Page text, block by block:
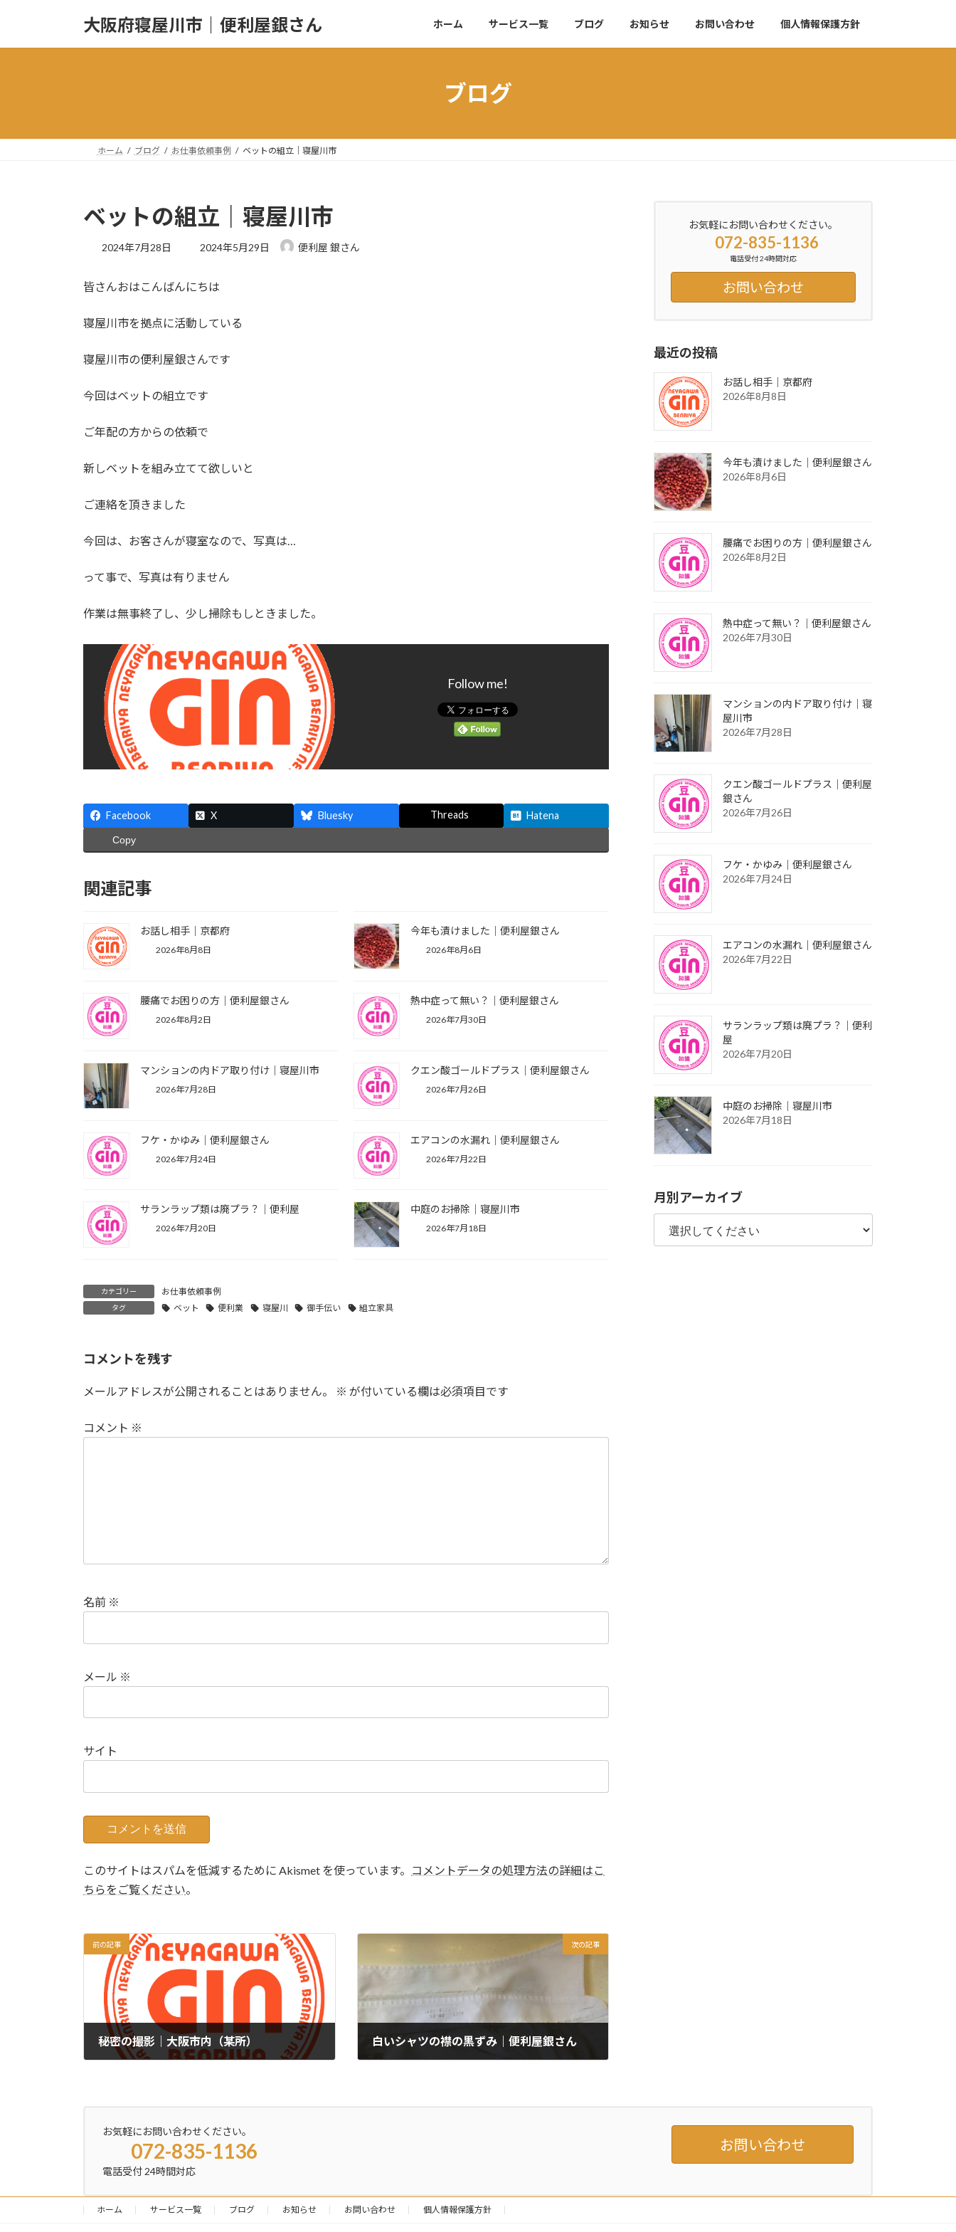
大阪府寝屋川市｜便利屋銀さん ホーム サービス一覧 ブログ お知らせ お問い合わせ 個人情報保護方針
ブログ
ホーム ブログ お仕事依頼事例 ベットの組立｜寝屋川市
ベットの組立｜寝屋川市
2024年7月28日
最
新
時
:
2024年5月29日 便利屋 銀さん
皆さんおはこんばんにちは
寝屋川市を拠点に活動している
寝屋川市の便利屋銀さんです
今回はベットの組立です
ご年配の方からの依頼で
新しベットを組み立てて欲しいと
ご連絡を頂きました
今回は、お客さんが寝室なので、写真は…
って事で、写真は有りません
作業は無事終了し、少し掃除もしときました。
Follow me!
Facebook X Bluesky Threads Hatena
Copy
関連記事
お話し相手｜京都府
2026年8月8日
今年も漬けました｜便利屋銀さん
2026年8月6日
腰痛でお困りの方｜便利屋銀さん
2026年8月2日
熱中症って無い？｜便利屋銀さん
2026年7月30日
マンションの内ドア取り付け｜寝屋川市
2026年7月28日
クエン酸ゴールドプラス｜便利屋銀さん
2026年7月26日
フケ・かゆみ｜便利屋銀さん
2026年7月24日
エアコンの水漏れ｜便利屋銀さん
2026年7月22日
サランラップ類は廃プラ？｜便利屋
2026年7月20日
中庭のお掃除｜寝屋川市
2026年7月18日
カテゴリー お仕事依頼事例
タグ ベット 便利業 寝屋川 御手伝い 組立家具
コメントを残す
メールアドレスが公開されることはありません。 ※ が付いている欄は必須項目です
コメント ※
名前 ※
メール ※
サイト
このサイトはスパムを低減するために Akismet を使っています。
コメントデータの処理方法の詳細はこ
ちらをご覧ください。
前の記事
秘密の撮影｜大阪市内（某所）
次の記事
白いシャツの襟の黒ずみ｜便利屋銀さん
お気軽にお問い合わせください。
072-835-1136
電話受付 24時間対応
お問い合わせ
最近の投稿
お話し相手｜京都府
2026年8月8日
今年も漬けました｜便利屋銀さん
2026年8月6日
腰痛でお困りの方｜便利屋銀さん
2026年8月2日
熱中症って無い？｜便利屋銀さん
2026年7月30日
マンションの内ドア取り付け｜寝
屋川市
2026年7月28日
クエン酸ゴールドプラス｜便利屋
銀さん
2026年7月26日
フケ・かゆみ｜便利屋銀さん
2026年7月24日
エアコンの水漏れ｜便利屋銀さん
2026年7月22日
サランラップ類は廃プラ？｜便利
屋
2026年7月20日
中庭のお掃除｜寝屋川市
2026年7月18日
月別アーカイブ
お気軽にお問い合わせください。
072-835-1136
電話受付 24時間対応
お問い合わせ
ホーム サービス一覧 ブログ お知らせ お問い合わせ 個人情報保護方針